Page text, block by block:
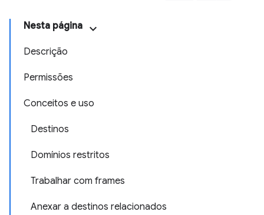
Nesta página
Descrição
Permissões
Conceitos e uso
Destinos
Domínios restritos
Trabalhar com frames
Anexar a destinos relacionados